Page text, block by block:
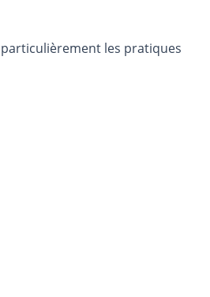
particulièrement les pratiques